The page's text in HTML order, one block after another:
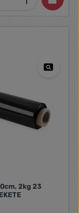
2kg 23